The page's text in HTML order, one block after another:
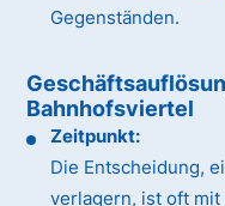
Gegenständen.
Bahnhofsviertel
Zeitpunkt:
Die Entscheidung,
verlagern, ist oft